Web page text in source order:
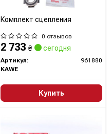
Комплект сцепления
0 отзывов
2 733 ₴ сегодня
Артикул:
961880
KAWE
Купить